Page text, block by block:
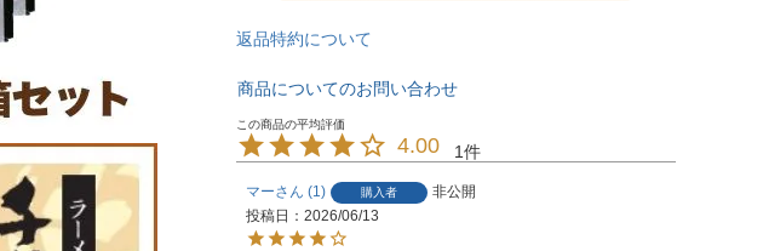
返品特約について
商品についてのお問い合わせ
4.00 1
マー 1 購入者
非公開
投稿日
2026/06/13